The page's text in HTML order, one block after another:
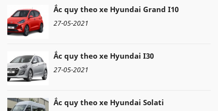
Ắc quy theo xe Hyundai Grand I10
27-05-2021
Ắc quy theo xe Hyundai I30
27-05-2021
Ắc quy theo xe Hyundai Solati